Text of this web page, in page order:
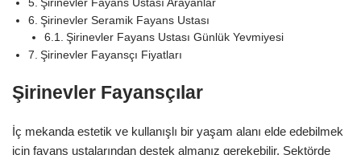
Şirinevler Seramik Fayans Ustası
Şirinevler Fayans Ustası Günlük Yevmiyesi
Şirinevler Fayansçı Fiyatları
Şirinevler Fayansçılar
İç mekanda estetik ve kullanışlı bir yaşam alanı elde edebilmek
için fayans ustalarından destek almanız gerekebilir. Sektörde